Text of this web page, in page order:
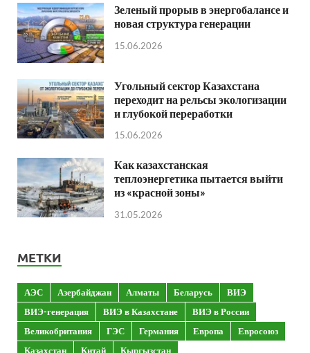
Зеленый прорыв в энергобалансе и
новая структура генерации
15.06.2026
Угольный сектор Казахстана
переходит на рельсы экологизации
и глубокой переработки
15.06.2026
Как казахстанская
теплоэнергетика пытается выйти
из «красной зоны»
31.05.2026
МЕТКИ
АЭС Азербайджан Алматы Беларусь
ВИЭ
ВИЭ-генерация
ВИЭ в Казахстане
ВИЭ в России
Великобритания
ГЭС Германия Европа
Евросоюз
Казахстан
Китай
Кыргызстан